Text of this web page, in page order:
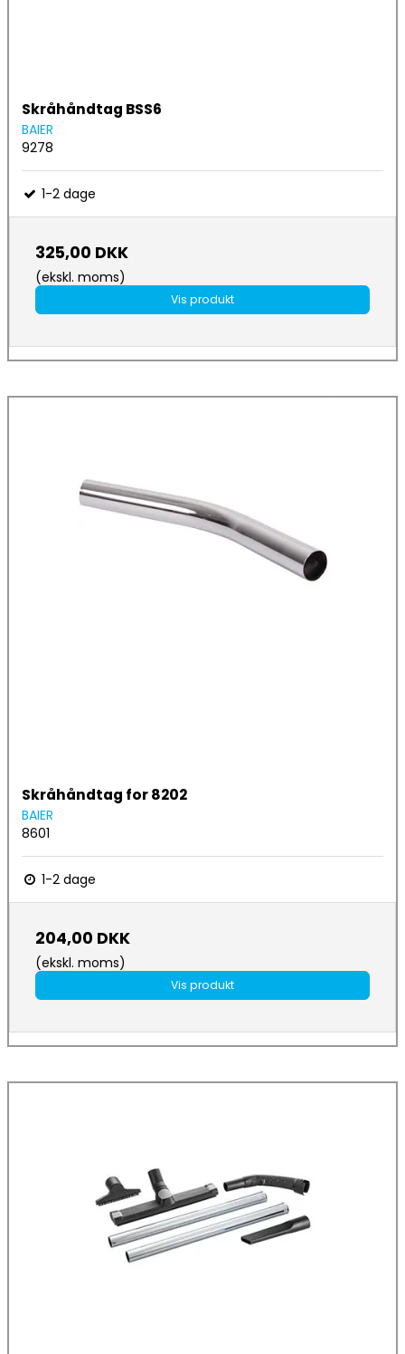
Skråhåndtag BSS6
BAIER
9278
1-2 dage
325,00 DKK
(ekskl. moms)
Vis produkt
Skråhåndtag for 8202
BAIER
8601
1-2 dage
204,00 DKK
(ekskl. moms)
Vis produkt